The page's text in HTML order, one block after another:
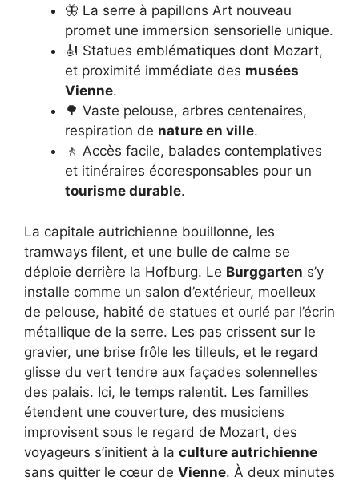
🦋 La serre à papillons Art nouveau
promet une immersion sensorielle unique.
🎻 Statues emblématiques dont Mozart,
et proximité immédiate des musées
Vienne.
🌳 Vaste pelouse, arbres centenaires,
respiration de nature en ville.
🚶 Accès facile, balades contemplatives
et itinéraires écoresponsables pour un
tourisme durable.
La capitale autrichienne bouillonne, les
tramways filent, et une bulle de calme se
déploie derrière la Hofburg. Le Burggarten s’y
installe comme un salon d’extérieur, moelleux
de pelouse, habité de statues et ourlé par l’écrin
métallique de la serre. Les pas crissent sur le
gravier, une brise frôle les tilleuls, et le regard
glisse du vert tendre aux façades solennelles
des palais. Ici, le temps ralentit. Les familles
étendent une couverture, des musiciens
improvisent sous le regard de Mozart, des
voyageurs s’initient à la culture autrichienne
sans quitter le cœur de Vienne. À deux minutes